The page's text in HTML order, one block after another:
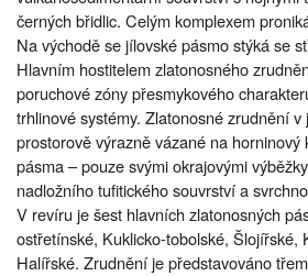
černých břidlic. Celým komplexem
Na východě se jílovské pásmo stýká se
Hlavním hostitelem zlatonosného
poruchové zóny přesmykového
trhlinové systémy. Zlatonosné zrudnění
prostorově výrazně vázané na horninový
pásma – pouze svými okrajovými
nadložního tufitického souvrství a
V revíru je šest hlavních zlatonosných
ostřetínské, Kuklicko-tobolské, Šlojířské,
Halířské. Zrudnění je představováno